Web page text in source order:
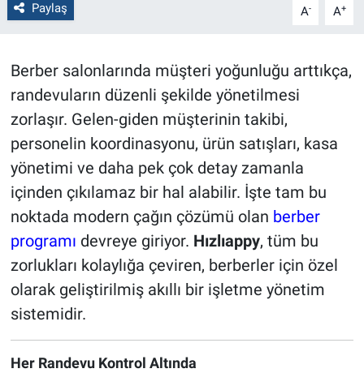
Paylaş A- A+
Berber salonlarında müşteri yoğunluğu arttıkça,
randevuların düzenli şekilde yönetilmesi
zorlaşır. Gelen-giden müşterinin takibi,
personelin koordinasyonu, ürün satışları, kasa
yönetimi ve daha pek çok detay zamanla
içinden çıkılamaz bir hal alabilir. İşte tam bu
noktada modern çağın çözümü olan berber
programı devreye giriyor. Hızlıappy, tüm bu
zorlukları kolaylığa çeviren, berberler için özel
olarak geliştirilmiş akıllı bir işletme yönetim
sistemidir.
Her Randevu Kontrol Altında
Genel
Yerel
Magazin
Bilim ve Teknoloji